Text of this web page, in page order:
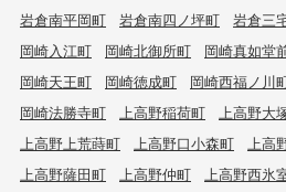
岩倉南平岡町
岩倉南四ノ坪町 岩倉三
岡崎入江町
岡崎北御所町 岡崎真如堂
岡崎天王町
岡崎徳成町 岡崎西福ノ川
岡崎法勝寺町
上高野稲荷町 上高野大
上高野上荒蒔町
上高野口小森町 上高
上高野薩田町
上高野仲町 上高野西氷